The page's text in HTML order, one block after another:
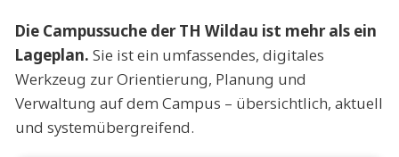
Die Campussuche der TH Wildau ist mehr als ein
Lageplan. Sie ist ein umfassendes, digitales
Werkzeug zur Orientierung, Planung und
Verwaltung auf dem Campus – übersichtlich, aktuell
und systemübergreifend.